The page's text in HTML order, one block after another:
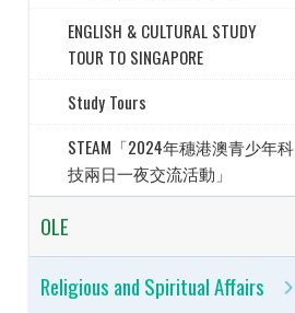
ENGLISH & CULTURAL STUDY
TOUR TO SINGAPORE
Study Tours
STEAM「2024年穗港澳青少年科
技兩日一夜交流活動」
OLE
Religious and Spiritual Affairs